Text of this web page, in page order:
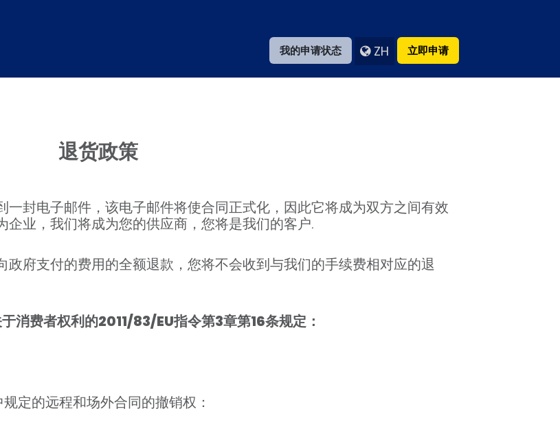
我的申请状态 ZH 立即申请
退货政策
封电子邮件，该电子邮件将使合同正式化，因此它将成为双方之间有效
业，我们将成为您的供应商，您将是我们的客户.
府支付的费用的全额退款，您将不会收到与我们的手续费相对应的退
消费者权利的2011/83/EU指令第3章第16条规定：
定的远程和场外合同的撤销权：